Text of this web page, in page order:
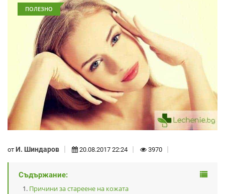
ПОЛЕЗНО
от И. Шиндаров 20.08.2017 22:24 3970
Съдържание:
Причини за стареене на кожата